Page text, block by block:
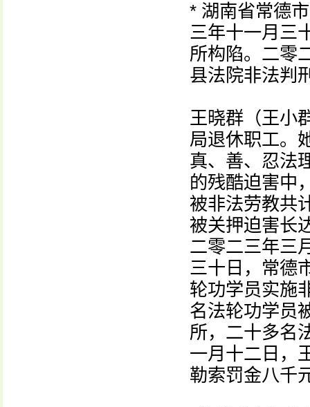
* 湖南省常德
三年十一月三
所构陷。二零
县法院非法判
王晓群（王小
局退休职工。
真、善、忍法
的残酷迫害中
被非法劳教共
被关押迫害长
二零二三年三
三十日，常德
轮功学员实施
名法轮功学员
所，二十多名
一月十二日，
勒索罚金八千